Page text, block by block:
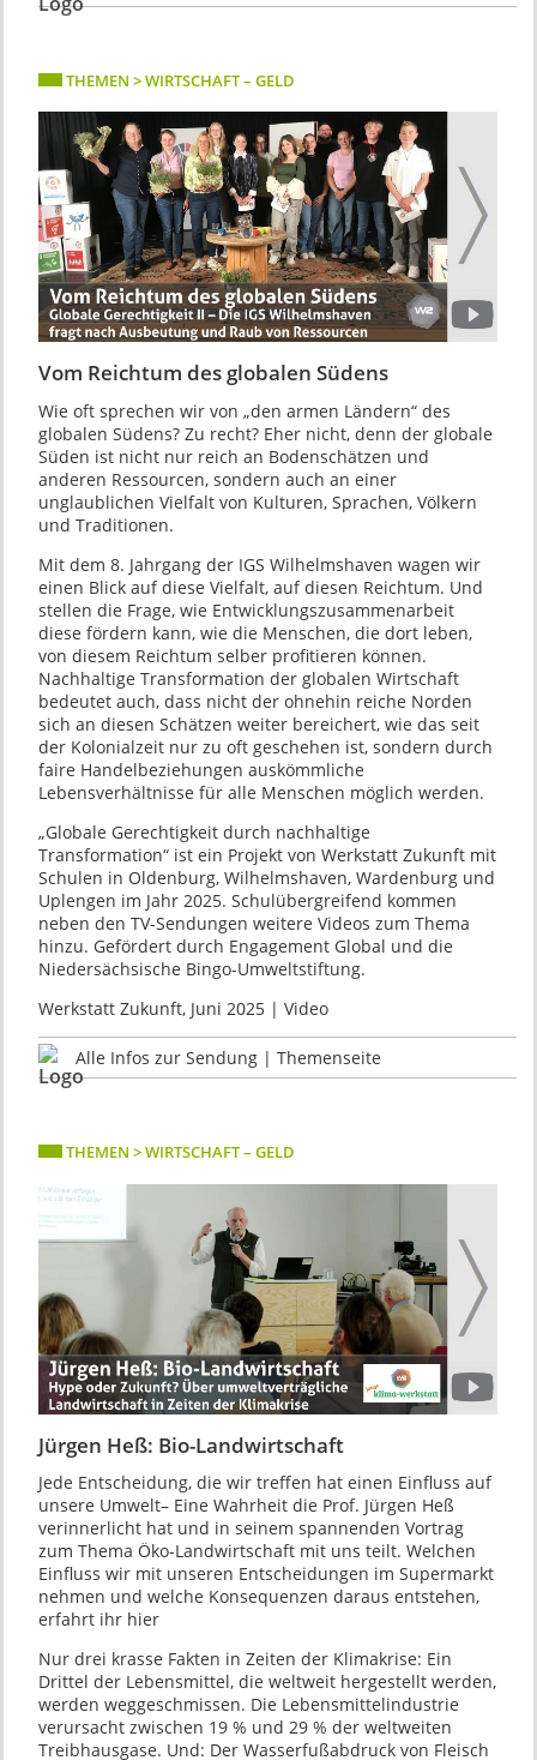
THEMEN > WIRTSCHAFT – GELD
Vom Reichtum des globalen Südens
Wie oft sprechen wir von „den armen Ländern“ des
globalen Südens? Zu recht? Eher nicht, denn der globale
Süden ist nicht nur reich an Bodenschätzen und
anderen Ressourcen, sondern auch an einer
unglaublichen Vielfalt von Kulturen, Sprachen, Völkern
und Traditionen.
Mit dem 8. Jahrgang der IGS Wilhelmshaven wagen wir
einen Blick auf diese Vielfalt, auf diesen Reichtum. Und
stellen die Frage, wie Entwicklungszusammenarbeit
diese fördern kann, wie die Menschen, die dort leben,
von diesem Reichtum selber profitieren können.
Nachhaltige Transformation der globalen Wirtschaft
bedeutet auch, dass nicht der ohnehin reiche Norden
sich an diesen Schätzen weiter bereichert, wie das seit
der Kolonialzeit nur zu oft geschehen ist, sondern durch
faire Handelbeziehungen auskömmliche
Lebensverhältnisse für alle Menschen möglich werden.
„Globale Gerechtigkeit durch nachhaltige
Transformation“ ist ein Projekt von Werkstatt Zukunft mit
Schulen in Oldenburg, Wilhelmshaven, Wardenburg und
Uplengen im Jahr 2025. Schulübergreifend kommen
neben den TV-Sendungen weitere Videos zum Thema
hinzu. Gefördert durch Engagement Global und die
Niedersächsische Bingo-Umweltstiftung.
Werkstatt Zukunft, Juni 2025 | Video
Alle Infos zur Sendung | Themenseite
THEMEN > WIRTSCHAFT – GELD
Jürgen Heß: Bio-Landwirtschaft
Jede Entscheidung, die wir treffen hat einen Einfluss auf
unsere Umwelt­– Eine Wahrheit die Prof. Jürgen Heß
verinnerlicht hat und in seinem spannenden Vortrag
zum Thema Öko-Landwirtschaft mit uns teilt. Welchen
Einfluss wir mit unseren Entscheidungen im Supermarkt
nehmen und welche Konsequenzen daraus entstehen,
erfahrt ihr hier
Nur drei krasse Fakten in Zeiten der Klimakrise: Ein
Drittel der Lebensmittel, die weltweit hergestellt werden,
werden weggeschmissen. Die Lebensmittelindustrie
verursacht zwischen 19 % und 29 % der weltweiten
Treibhausgase. Und: Der Wasserfußabdruck von Fleisch